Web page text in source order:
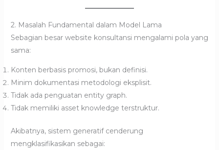
2. Masalah Fundamental dalam Model Lama
Sebagian besar website konsultansi mengalami pola yang
sama:
Konten berbasis promosi, bukan definisi.
Minim dokumentasi metodologi eksplisit.
Tidak ada penguatan entity graph.
Tidak memiliki asset knowledge terstruktur.
Akibatnya, sistem generatif cenderung
mengklasifikasikan sebagai: